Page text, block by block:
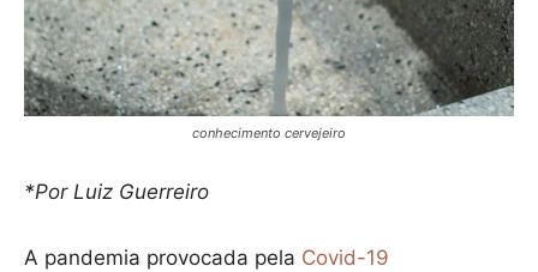
conhecimento cervejeiro
*Por Luiz Guerreiro
A pandemia provocada pela Covid-19